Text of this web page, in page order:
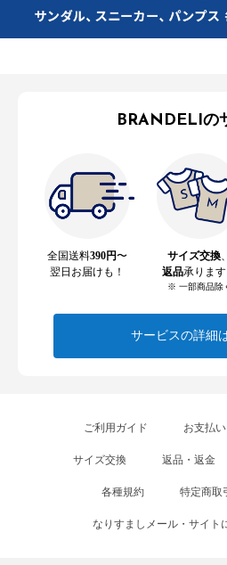
BRANDELIの
全国送料390円〜
翌日お届けも！
サイズ交換
返品承ります
※ 一部商品除
サービスの詳細
ご利用ガイド お支払い
サイズ交換 返品・返金
各種規約 特定商取
なりすましメール・サイト